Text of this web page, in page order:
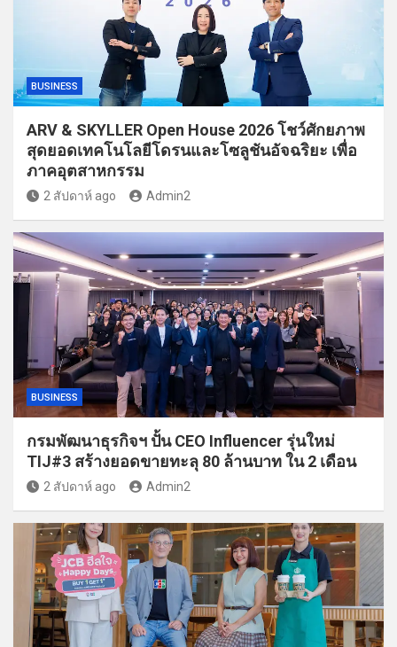
BUSINESS
ARV & SKYLLER Open House 2026 โชว์ศักยภาพ
สุดยอดเทคโนโลยีโดรนและโซลูชันอัจฉริยะ เพื่อ
ภาคอุตสาหกรรม
2 สัปดาห์ ago Admin2
BUSINESS
กรมพัฒนาธุรกิจฯ ปั้น CEO Influencer รุ่นใหม่
TIJ#3 สร้างยอดขายทะลุ 80 ล้านบาท ใน 2 เดือน
2 สัปดาห์ ago Admin2